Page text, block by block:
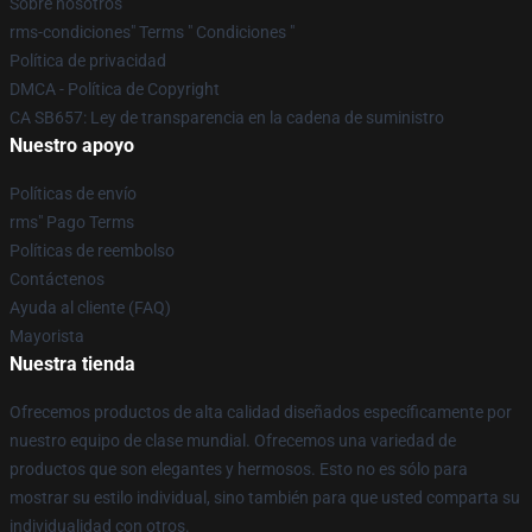
rms-condiciones" Terms " Condiciones "
Política de privacidad
DMCA - Política de Copyright
CA SB657: Ley de transparencia en la cadena de suministro
Nuestro apoyo
Políticas de envío
rms" Pago Terms
Políticas de reembolso
Contáctenos
Ayuda al cliente (FAQ)
Mayorista
Nuestra tienda
Ofrecemos productos de alta calidad diseñados específicamente por
nuestro equipo de clase mundial. Ofrecemos una variedad de
productos que son elegantes y hermosos. Esto no es sólo para
mostrar su estilo individual, sino también para que usted comparta su
individualidad con otros.